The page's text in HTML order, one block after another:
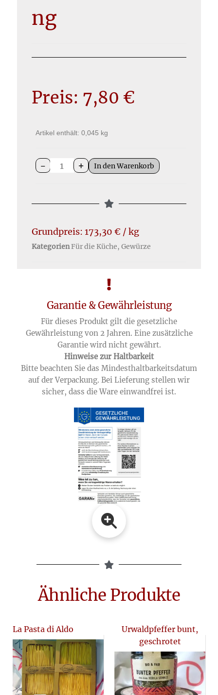
ng
Preis: 7,80 €
Artikel enthält: 0,045 kg
- + In den Warenkorb
Grundpreis: 173,30 € / kg
KategorienFür die Küche, Gewürze
Garantie & Gewährleistung
Für dieses Produkt gilt die gesetzliche
Gewährleistung von 2 Jahren. Eine zusätzliche
Garantie wird nicht gewährt.
Hinweise zur Haltbarkeit
Bitte beachten Sie das Mindesthaltbarkeitsdatum
auf der Verpackung. Bei Lieferung stellen wir
sicher, dass die Ware einwandfrei ist.
Ähnliche Produkte
La Pasta di Aldo
Urwaldpfeffer bunt,
geschrotet